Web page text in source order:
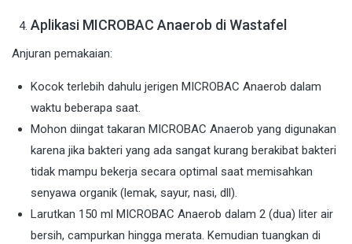
Aplikasi MICROBAC Anaerob di Wastafel
Anjuran pemakaian:
Kocok terlebih dahulu jerigen MICROBAC Anaerob dalam
waktu beberapa saat.
Mohon diingat takaran MICROBAC Anaerob yang digunakan
karena jika bakteri yang ada sangat kurang berakibat bakteri
tidak mampu bekerja secara optimal saat memisahkan
senyawa organik (lemak, sayur, nasi, dll).
Larutkan 150 ml MICROBAC Anaerob dalam 2 (dua) liter air
bersih, campurkan hingga merata. Kemudian tuangkan di